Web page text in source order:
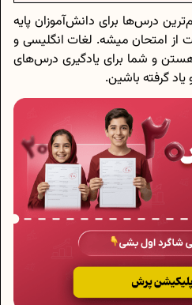
درس‌ها برای دانش‌آموزان پایه
امتحان میشه. لغات انگلیسی و
و شما برای یادگیری درس‌های
گرفته باشین.